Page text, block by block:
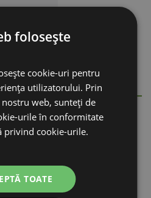
DETALIATĂ
pentru
potrivită mai ales pentru
folosește
cookie-uri pentru
utilizatorului. Prin
web, sunteți de
urile în conformitate
privind cookie-urile.
TOATE